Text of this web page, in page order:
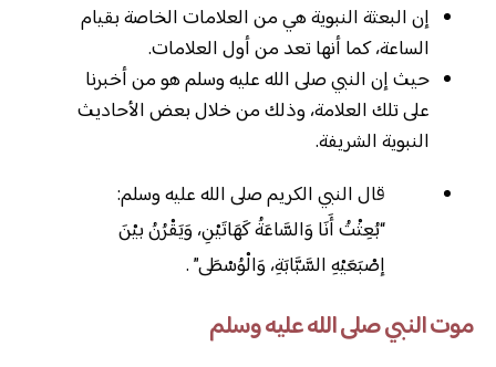
إن البعثة النبوية هي من العلامات الخاصة بقيام
الساعة، كما أنها تعد من أول العلامات.
حيث إن النبي صلى الله عليه وسلم هو من أخبرنا
على تلك العلامة، وذلك من خلال بعض الأحاديث
النبوية الشريفة.
قال النبي الكريم صلى الله عليه وسلم:
“بُعِثْتُ أَنَا وَالسَّاعَةُ كَهَاتَيْنِ، وَيَقْرُنُ بيْنَ
إصْبَعَيْهِ السَّبَّابَةِ، وَالْوُسْطَى” .
موت النبي صلى الله عليه وسلم